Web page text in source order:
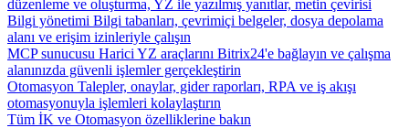
düzenleme ve oluşturma, YZ ile yazılmış yanıtlar, metin çevirisi
Bilgi yönetimi Bilgi tabanları, çevrimiçi belgeler, dosya depolama
alanı ve erişim izinleriyle çalışın
MCP sunucusu Harici YZ araçlarını Bitrix24'e bağlayın ve çalışma
alanınızda güvenli işlemler gerçekleştirin
Otomasyon Talepler, onaylar, gider raporları, RPA ve iş akışı
otomasyonuyla işlemleri kolaylaştırın
Tüm İK ve Otomasyon özelliklerine bakın